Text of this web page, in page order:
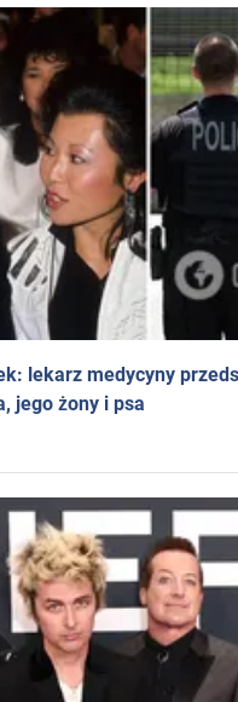
lekarz medycyny
jego żony i psa